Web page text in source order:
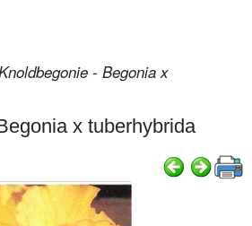
- Begonia x
x tuberhybrida